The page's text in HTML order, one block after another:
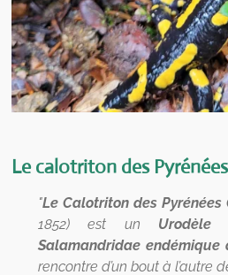
Le calotriton des Pyrénées
"Le Calotriton des
1852) est un Urodèle
Salamandridae endémique
rencontre d’un bout à l’autre